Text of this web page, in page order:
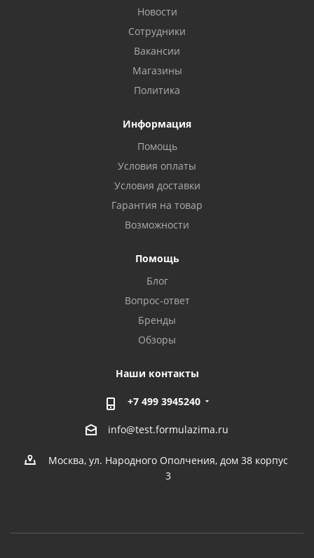
Новости
Сотрудники
Вакансии
Магазины
Политика
Информация
Помощь
Условия оплаты
Условия доставки
Гарантия на товар
Возможности
Помощь
Блог
Вопрос-ответ
Бренды
Обзоры
Наши контакты
+7 499 3945240
info@test.formulazima.ru
Москва, ул. Народного Ополчения, дом 38 корпус
3